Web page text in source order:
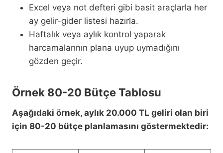
Excel veya not defteri gibi basit araçlarla her
ay gelir-gider listesi hazırla.
Haftalık veya aylık kontrol yaparak
harcamalarının plana uyup uymadığını
gözden geçir.
Örnek 80-20 Bütçe Tablosu
Aşağıdaki örnek, aylık 20.000 TL geliri olan biri
için 80-20 bütçe planlamasını göstermektedir: